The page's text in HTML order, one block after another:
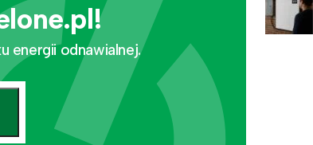
energii odnawialnej.